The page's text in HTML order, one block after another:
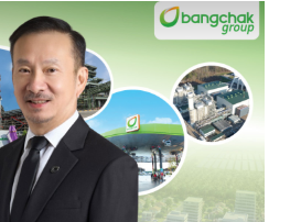
ทองมา Social Media
O&B
Ookbee
ธนาคารกสิกรไทย
ThePRIDEtitude
KBank
The Cloud ณัฐวุฒิ พึงเจริญพงศ์